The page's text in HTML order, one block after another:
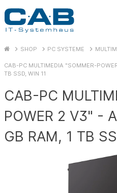
SHOP PC SYSTEME
CAB-PC MULTIMEDIA "SOMMER-
TB SSD, WIN 11
CAB-PC
POWER 2 V3" -
GB RAM, 1 TB